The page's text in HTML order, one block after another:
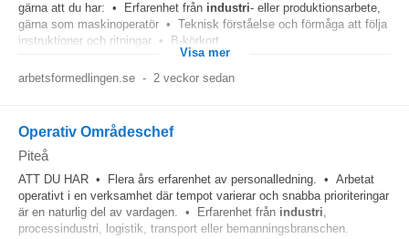
gärna att du har: • Erfarenhet från industri- eller produktionsarbete,
gärna som maskinoperatör • Teknisk förståelse och förmåga att följa
instruktioner och ritningar • B-körkort...
Visa mer
arbetsformedlingen.se - 2 veckor sedan
Operativ Områdeschef
Piteå
ATT DU HAR • Flera års erfarenhet av personalledning. • Arbetat
operativt i en verksamhet där tempot varierar och snabba prioriteringar
är en naturlig del av vardagen. • Erfarenhet från industri,
processindustri, logistik, transport eller bemanningsbranschen.